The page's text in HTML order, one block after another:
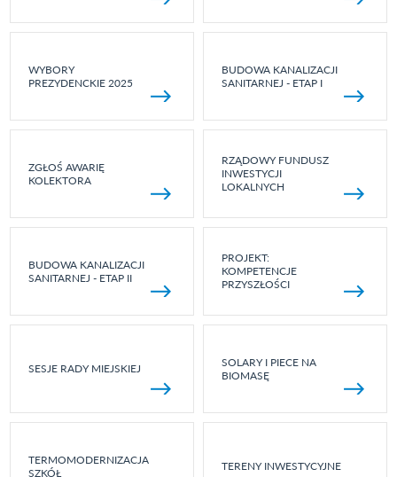
WYBORY
PREZYDENCKIE 2025
BUDOWA KANALIZACJI
SANITARNEJ - ETAP I
ZGŁOŚ AWARIĘ
KOLEKTORA
RZĄDOWY FUNDUSZ
INWESTYCJI
LOKALNYCH
BUDOWA KANALIZACJI
SANITARNEJ - ETAP II
PROJEKT:
KOMPETENCJE
PRZYSZŁOŚCI
SESJE RADY MIEJSKIEJ
SOLARY I PIECE NA
BIOMASĘ
TERMOMODERNIZACJA
SZKÓŁ
TERENY INWESTYCYJNE